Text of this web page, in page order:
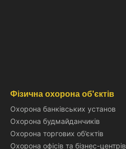
Фізична охорона об'єктів
Охорона банківських установ
Охорона будмайданчиків
Охорона торгових об’єктів
Охорона офісів та бізнес-центрів